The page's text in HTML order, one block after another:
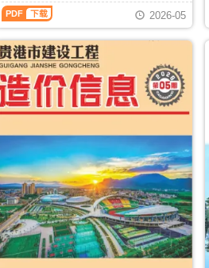
凤
山
县.，
用
于
河
池
工
投
估
算
编
制
港
市、
桂
平
市、
平
南
县.，
贵
市
价
信
息
期
刊
PDF
市
建
设
造
价
信
息
网
发
于
北
海
工
程
全
过
程
玉
林
年
5
月
厂
商
报
林
建
材
厂
商
报
价）
期
PDF 下载
2026-05